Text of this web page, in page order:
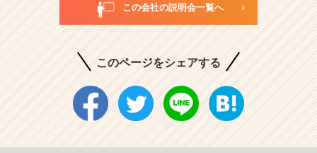
この会社の説明会一覧へ
このページをシェアする